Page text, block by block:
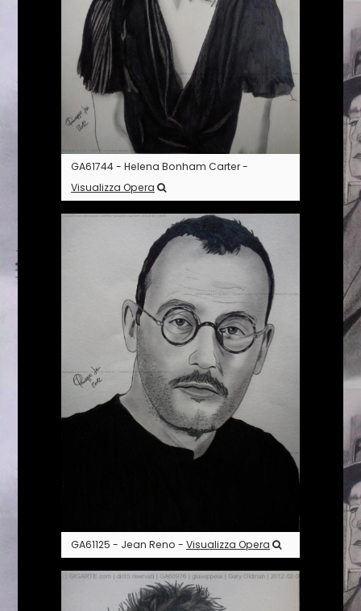
GA61744 - Helena Bonham Carter -
Visualizza Opera
GA61125 - Jean Reno - Visualizza Opera